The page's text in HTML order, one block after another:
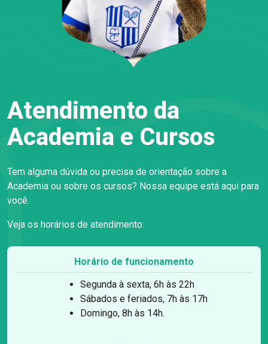
Atendimento da
Academia e Cursos
Tem alguma dúvida ou precisa de orientação sobre a
Academia ou sobre os cursos? Nossa equipe está aqui para
você.
Veja os horários de atendimento:
Horário de funcionamento
Segunda à sexta, 6h às 22h
Sábados e feriados, 7h às 17h
Domingo, 8h às 14h.